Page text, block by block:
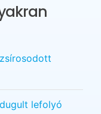
lefolyó